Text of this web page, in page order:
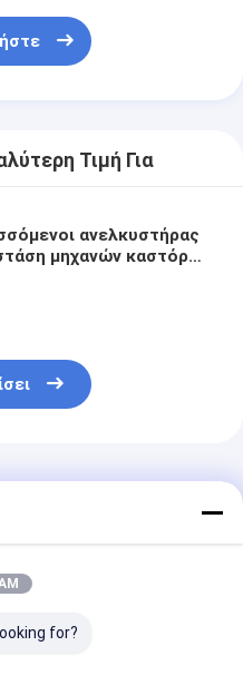
Τιμή Για
ανελκυστήρας
μηχανών καστόρων
for?